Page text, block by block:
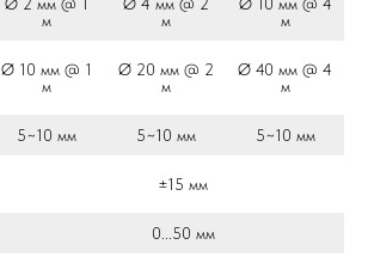
м
м
м
Ø 10 мм @ 1
м
Ø 20 мм @ 2
м
Ø 40 мм @ 4
м
5~10 мм 5~10 мм 5~10 мм
±15 мм
0...50 мм